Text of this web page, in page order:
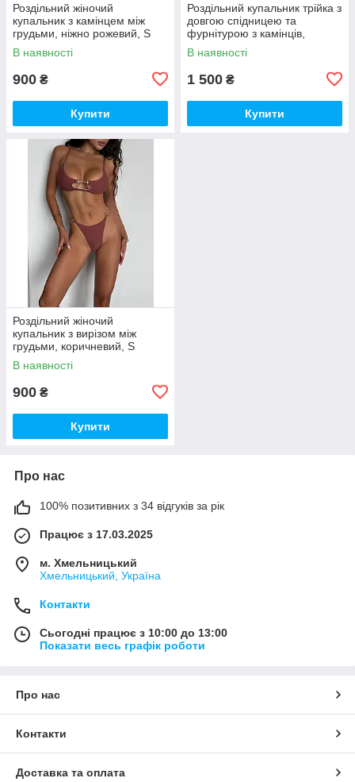
Роздільний жіночий
купальник з камінцем між
грудьми, ніжно рожевий, S
В наявності
900 ₴
Купити
Роздільний купальник трійка з
довгою спідницею та
фурнітурою з камінців,
фісташка, S
В наявності
1 500 ₴
Купити
Роздільний жіночий
купальник з вирізом між
грудьми, коричневий, S
В наявності
900 ₴
Купити
Про нас
100% позитивних з 34 відгуків за рік
Працює з 17.03.2025
м. Хмельницький
Хмельницький, Україна
Контакти
Сьогодні працює з 10:00 до 13:00
Показати весь графік роботи
Про нас
Контакти
Доставка та оплата